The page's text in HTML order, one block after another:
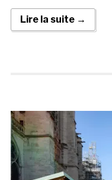
Lire la suite →